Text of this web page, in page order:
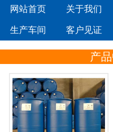
网站首页 关于我们
生产车间 客户见证
产